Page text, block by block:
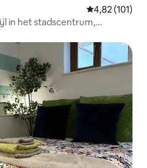
Gemiddelde
4,82 (101)
in het stadscentrum,